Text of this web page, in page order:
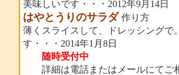
美味しいです・・・2012年9月14日
はやとうりのサラダ 作り方
薄くスライスして、ドレッシングで
す・・・2014年1月8日
随時受付中
詳細は電話またはメールにてご